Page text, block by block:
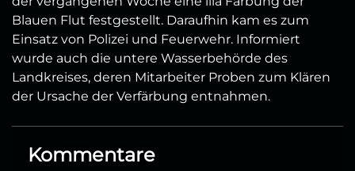
Blauen Flut festgestellt. Daraufhin kam es zum
Einsatz von Polizei und Feuerwehr. Informiert
wurde auch die untere Wasserbehörde des
Landkreises, deren Mitarbeiter Proben zum Klären
der Ursache der Verfärbung entnahmen.
Kommentare